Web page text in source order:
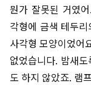
뭔가 잘못된 거였
각형에 금색 테두
사각형 모양이었어
없었습니다. 밤새
도 하지 않았죠. 램